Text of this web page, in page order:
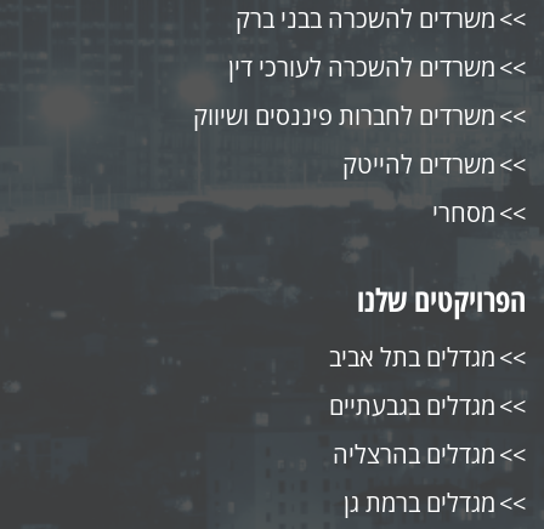
משרדים להשכרה בבני ברק
משרדים להשכרה לעורכי דין
משרדים לחברות פיננסים ושיווק
משרדים להייטק
מסחרי
הפרויקטים שלנו
מגדלים בתל אביב
מגדלים בגבעתיים
מגדלים בהרצליה
מגדלים ברמת גן